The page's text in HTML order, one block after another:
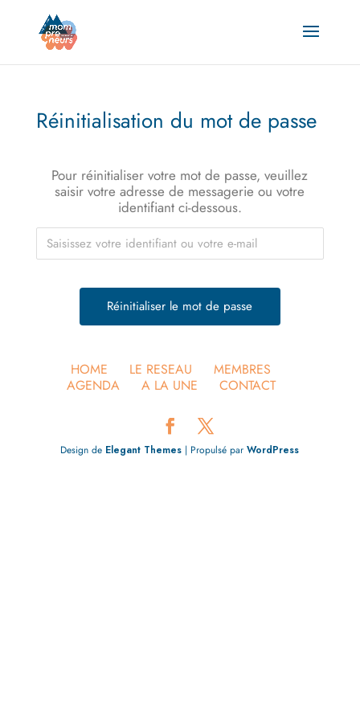
Réinitialisation du mot de passe
Pour réinitialiser votre mot de passe, veuillez
saisir votre adresse de messagerie ou votre
identifiant ci-dessous.
HOME LE RESEAU
MEMBRES
AGENDA
A LA UNE CONTACT
Design de Elegant Themes | Propulsé parWordPress